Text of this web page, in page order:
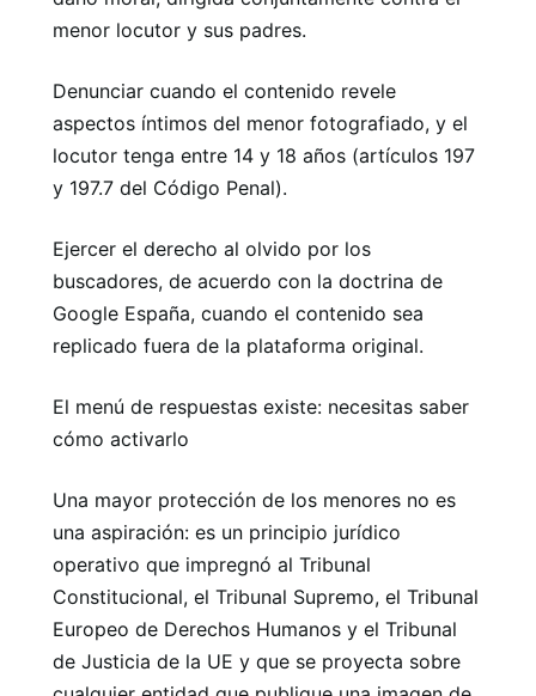
menor locutor y sus padres.
Denunciar cuando el contenido revele
aspectos íntimos del menor fotografiado, y el
locutor tenga entre 14 y 18 años (artículos 197
y 197.7 del Código Penal).
Ejercer el derecho al olvido por los
buscadores, de acuerdo con la doctrina de
Google España, cuando el contenido sea
replicado fuera de la plataforma original.
El menú de respuestas existe: necesitas saber
cómo activarlo
Una mayor protección de los menores no es
una aspiración: es un principio jurídico
operativo que impregnó al Tribunal
Constitucional, el Tribunal Supremo, el Tribunal
Europeo de Derechos Humanos y el Tribunal
de Justicia de la UE y que se proyecta sobre